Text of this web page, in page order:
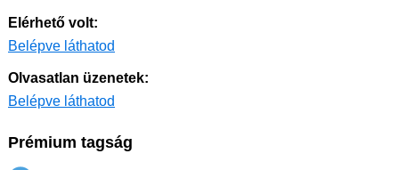
Elérhető volt:
Belépve láthatod
Olvasatlan üzenetek:
Belépve láthatod
Prémium tagság